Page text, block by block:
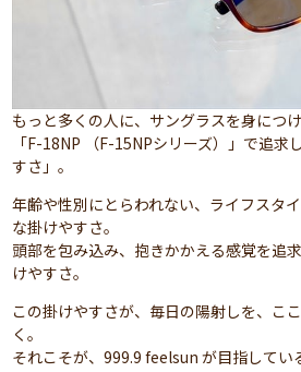
もっと多くの人に、サングラスを身につけ
「F-18NP （F-15NPシリーズ）」で追求
すさ」。
年齢や性別にとらわれない、ライフスタ
な掛けやすさ。
頭部を包み込み、抱きかかえる感覚を追
けやすさ。
この掛けやすさが、毎日の陽射しを、こ
く。
それこそが、999.9 feelsun が目指してい